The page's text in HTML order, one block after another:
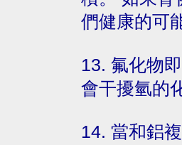
們健康的可
13. 氟化物
會干擾氫的
14. 當和鋁